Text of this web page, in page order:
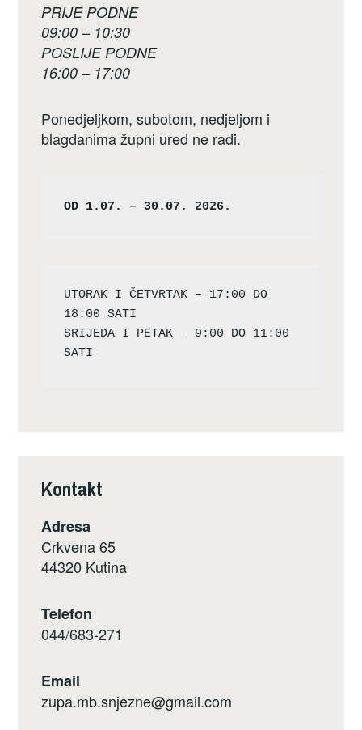
PRIJE PODNE
09:00 – 10:30
POSLIJE PODNE
16:00 – 17:00
Ponedjeljkom, subotom, nedjeljom i
blagdanima župni ured ne radi.
OD 1.07. – 30.07. 2026.
UTORAK I ČETVRTAK – 17:00 DO
18:00 SATI
SRIJEDA I PETAK – 9:00 DO 11:00
Kontakt
Adresa
Crkvena 65
44320 Kutina
Telefon
044/683-271
Email
zupa.mb.snjezne@gmail.com